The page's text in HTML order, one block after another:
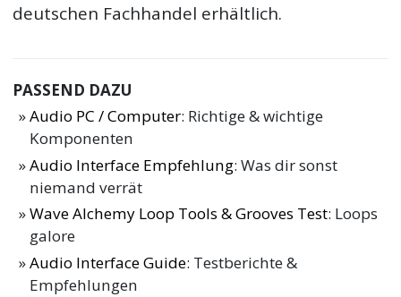
deutschen Fachhandel erhältlich.
PASSEND DAZU
Audio PC / Computer: Richtige & wichtige
Komponenten
Audio Interface Empfehlung: Was dir sonst
niemand verrät
Wave Alchemy Loop Tools & Grooves Test: Loops
galore
Audio Interface Guide: Testberichte &
Empfehlungen